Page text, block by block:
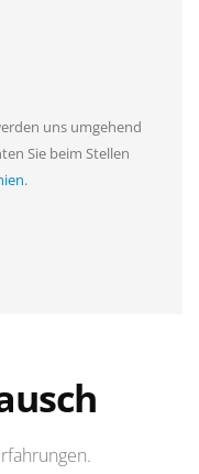
uns umgehend
Sie beim Stellen
.